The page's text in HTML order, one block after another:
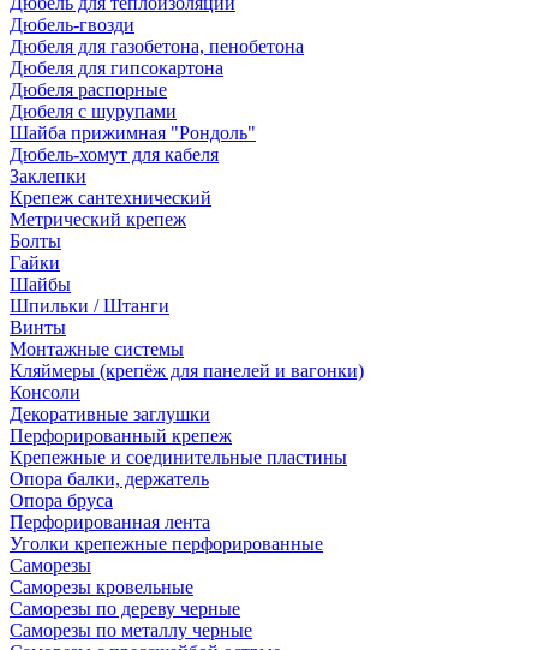
Дюбель-гвозди
Дюбеля для газобетона, пенобетона
Дюбеля для гипсокартона
Дюбеля распорные
Дюбеля с шурупами
Шайба прижимная "Рондоль"
Дюбель-хомут для кабеля
Заклепки
Крепеж сантехнический
Метрический крепеж
Болты
Гайки
Шайбы
Шпильки / Штанги
Винты
Монтажные системы
Кляймеры (крепёж для панелей и вагонки)
Консоли
Декоративные заглушки
Перфорированный крепеж
Крепежные и соединительные пластины
Опора балки, держатель
Опора бруса
Перфорированная лента
Уголки крепежные перфорированные
Саморезы
Саморезы кровельные
Саморезы по дереву черные
Саморезы по металлу черные